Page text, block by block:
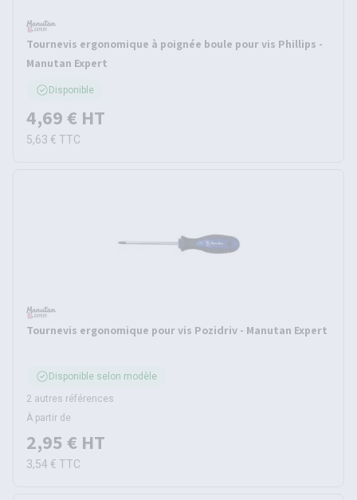
Tournevis ergonomique à poignée boule pour vis Phillips -
Manutan Expert
Disponible
4,69 € HT
5,63 € TTC
Tournevis ergonomique pour vis Pozidriv - Manutan Expert
Disponible selon modèle
2 autres références
À partir de
2,95 € HT
3,54 € TTC